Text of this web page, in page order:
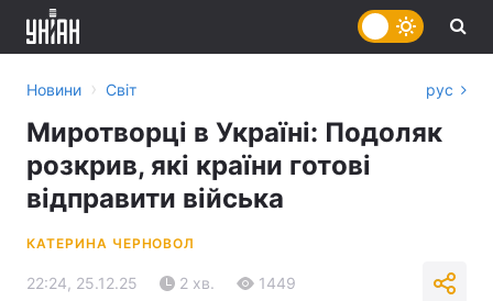
Новини › Світ рус
Миротворці в Україні: Подоляк
розкрив, які країни готові
відправити війська
КАТЕРИНА ЧЕРНОВОЛ
22:24, 25.12.25 2 хв. 1449